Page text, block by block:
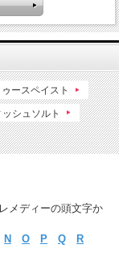
ゥースペイスト
ッシュソルト
メディーの頭文字か
N O P Q
R